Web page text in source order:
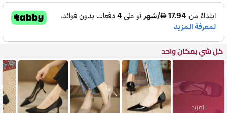
كل شي بمكان واحد
المزيد